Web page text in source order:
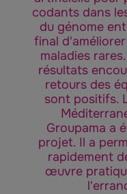
codants dans
du génome
final
maladies
résultats
retours des
sont positifs.
Groupama a
projet. Il a
rapidement
œuvre